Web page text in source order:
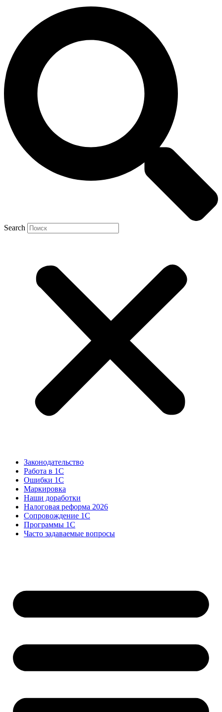
Search
Законодательство
Работа в 1С
Ошибки 1С
Маркировка
Наши доработки
Налоговая реформа 2026
Сопровождение 1С
Программы 1С
Часто задаваемые вопросы